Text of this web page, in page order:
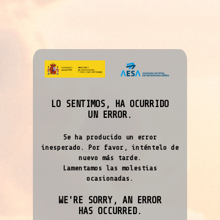
LO SENTIMOS, HA OCURRIDO
UN ERROR.
Se ha producido un error
inesperado. Por favor, inténtelo de
nuevo más tarde.
Lamentamos las molestias
ocasionadas.
WE'RE SORRY, AN ERROR
HAS OCCURRED.